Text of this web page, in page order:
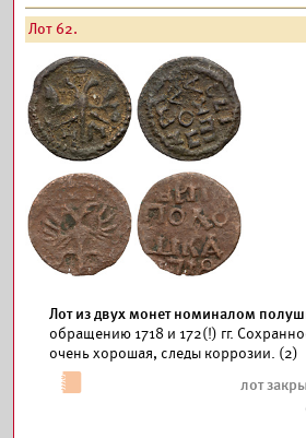
Лот 62.
Лот из двух монет номиналом
обращению 1718 и 172(!) гг.
очень хорошая, следы коррозии. (2)